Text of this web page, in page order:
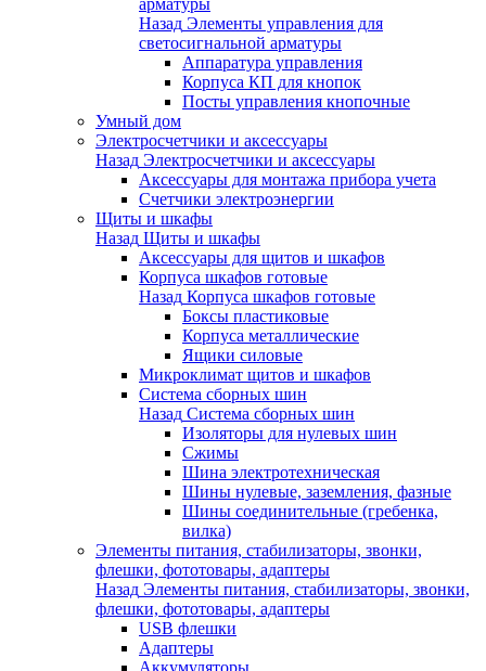
арматуры
Назад Элементы управления для
светосигнальной арматуры
Аппаратура управления
Корпуса КП для кнопок
Посты управления кнопочные
Умный дом
Электросчетчики и аксессуары
Назад Электросчетчики и аксессуары
Аксессуары для монтажа прибора учета
Счетчики электроэнергии
Щиты и шкафы
Назад Щиты и шкафы
Аксессуары для щитов и шкафов
Корпуса шкафов готовые
Назад Корпуса шкафов готовые
Боксы пластиковые
Корпуса металлические
Ящики силовые
Микроклимат щитов и шкафов
Система сборных шин
Назад Система сборных шин
Изоляторы для нулевых шин
Сжимы
Шина электротехническая
Шины нулевые, заземления, фазные
Шины соединительные (гребенка,
вилка)
Элементы питания, стабилизаторы, звонки,
флешки, фототовары, адаптеры
Назад Элементы питания, стабилизаторы, звонки,
флешки, фототовары, адаптеры
USB флешки
Адаптеры
Аккумуляторы